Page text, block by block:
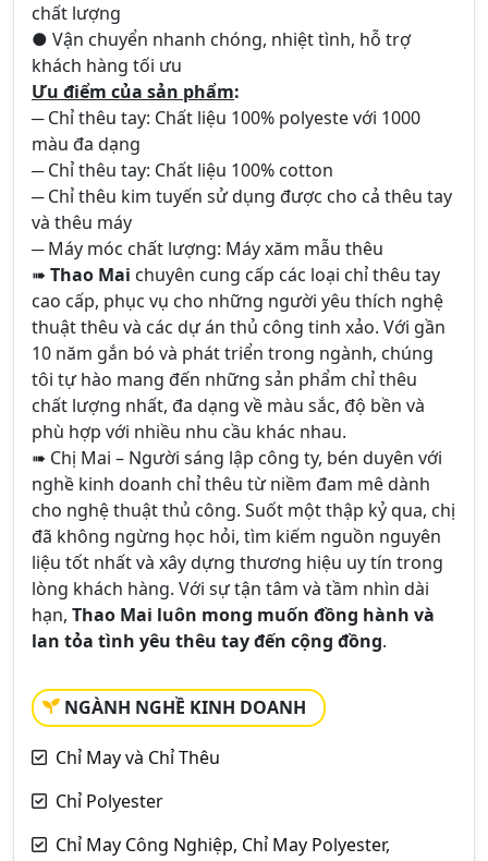
chất lượng
● Vận chuyển nhanh chóng, nhiệt tình, hỗ trợ
khách hàng tối ưu
Ưu điểm của sản phẩm:
─ Chỉ thêu tay: Chất liệu 100% polyeste với 1000
màu đa dạng
─ Chỉ thêu tay: Chất liệu 100% cotton
─ Chỉ thêu kim tuyến sử dụng được cho cả thêu tay
và thêu máy
─ Máy móc chất lượng: Máy xăm mẫu thêu
➠Thao Mai chuyên cung cấp các loại chỉ thêu tay
cao cấp, phục vụ cho những người yêu thích nghệ
thuật thêu và các dự án thủ công tinh xảo. Với gần
10 năm gắn bó và phát triển trong ngành, chúng
tôi tự hào mang đến những sản phẩm chỉ thêu
chất lượng nhất, đa dạng về màu sắc, độ bền và
phù hợp với nhiều nhu cầu khác nhau.
➠ Chị Mai – Người sáng lập công ty, bén duyên với
nghề kinh doanh chỉ thêu từ niềm đam mê dành
cho nghệ thuật thủ công. Suốt một thập kỷ qua, chị
đã không ngừng học hỏi, tìm kiếm nguồn nguyên
liệu tốt nhất và xây dựng thương hiệu uy tín trong
lòng khách hàng. Với sự tận tâm và tầm nhìn dài
hạn, Thao Mai luôn mong muốn đồng hành và
lan tỏa tình yêu thêu tay đến cộng đồng.
NGÀNH NGHỀ KINH DOANH
Chỉ May và Chỉ Thêu
Chỉ Polyester
Chỉ May Công Nghiệp, Chỉ May Polyester,